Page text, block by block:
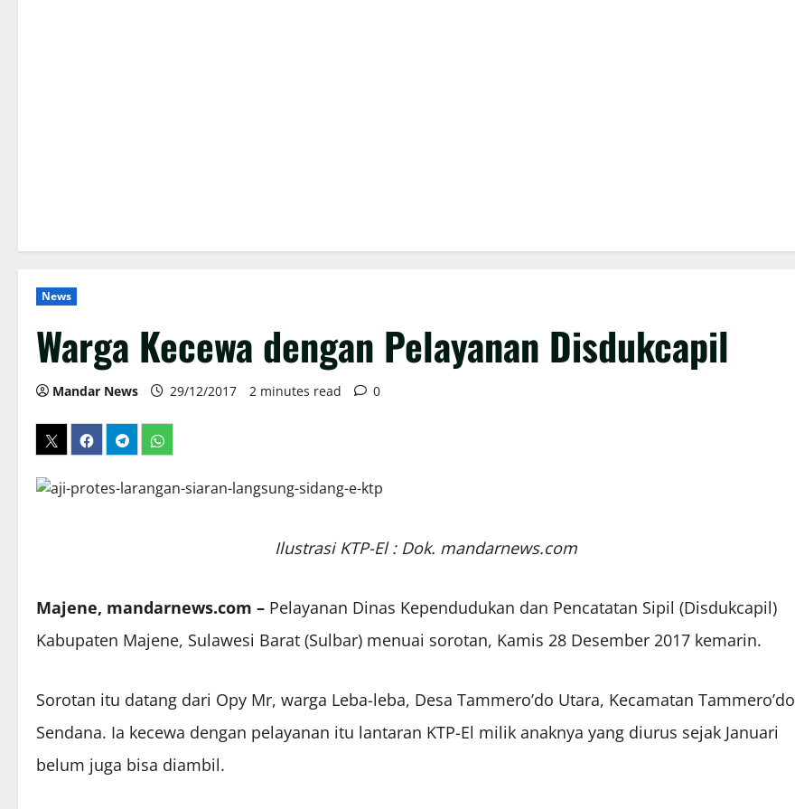
News
Warga Kecewa dengan Pelayanan Disdukcapil
Mandar News 29/12/2017 2 minutes read 0
Ilustrasi KTP-El : Dok. mandarnews.com
Majene, mandarnews.com – Pelayanan Dinas Kependudukan dan Pencatatan Sipil (Disdukcapil)
Kabupaten Majene, Sulawesi Barat (Sulbar) menuai sorotan, Kamis 28 Desember 2017 kemarin.
Sorotan itu datang dari Opy Mr, warga Leba-leba, Desa Tammero’do Utara, Kecamatan Tammero’do
Sendana. Ia kecewa dengan pelayanan itu lantaran KTP-El milik anaknya yang diurus sejak Januari
belum juga bisa diambil.